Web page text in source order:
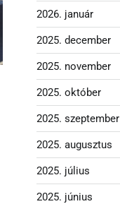
2026. január
2025. december
2025. november
2025. október
2025. szeptember
2025. augusztus
2025. július
2025. június